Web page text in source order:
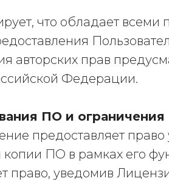
что обладает
авторских прав
Федерации.
ПО и ограничения
предоставляет
ПО в рамках его
право, уведомив